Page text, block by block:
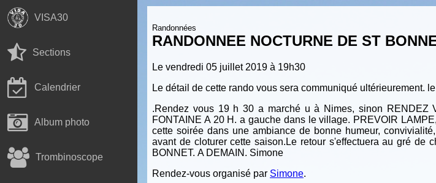
VISA30
Sections
Calendrier
Album photo
Trombinoscope
Randonnées
RANDONNEE NOCTURNE DE ST
Le vendredi 05 juillet 2019 à 19h30
Le détail de cette rando vous sera communiqué ultérieurement.
.Rendez vous 19 h 30 a marché u à Nimes, sinon
FONTAINE A 20 H. a gauche dans le village. PREVOIR
cette soirée dans une ambiance de bonne humeur,
avant de cloturer cette saison.Le retour s'effectuera au gré
BONNET. A DEMAIN. Simone
Rendez-vous organisé par Simone.